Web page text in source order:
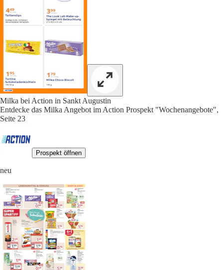
Milka bei Action in Sankt Augustin
Entdecke das Milka Angebot im Action Prospekt "Wochenangebote",
Seite 23
Prospekt öffnen
neu